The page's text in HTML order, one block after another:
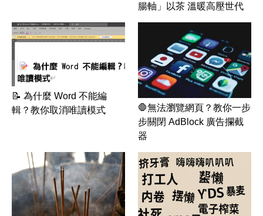
腸軸」以茶 溫暖高壓世代
📝 為什麼 Word 不能編
輯？教你取消唯讀模式
🛑無法瀏覽網頁？教你一步
步關閉 AdBlock 廣告攔截
器